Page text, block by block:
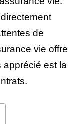
de
vie offre
apprécié est la